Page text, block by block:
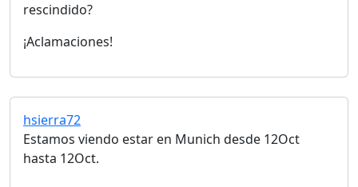
rescindido?
¡Aclamaciones!
hsierra72
Estamos viendo estar en Munich desde 12Oct
hasta 12Oct.